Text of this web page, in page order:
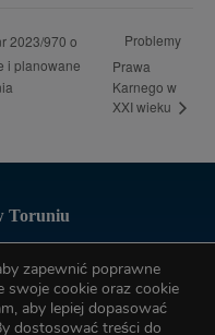
2023/970 o
i planowane
Problemy
Prawa
Karnego w
XXI wieku
Toruniu
zapewnić poprawne
swoje cookie oraz cookie
aby lepiej dopasować
dostosować treści do